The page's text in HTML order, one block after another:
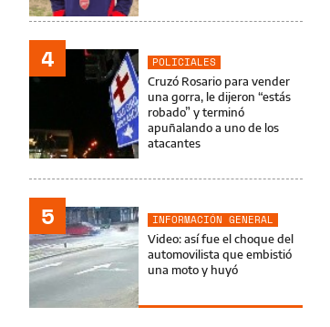
4
POLICIALES
Cruzó Rosario para vender
una gorra, le dijeron “estás
robado” y terminó
apuñalando a uno de los
atacantes
5
INFORMACIÓN GENERAL
Video: así fue el choque del
automovilista que embistió
una moto y huyó